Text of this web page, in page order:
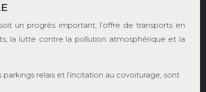
un progrès important, l’offre de transports en
la lutte contre la pollution atmosphérique et la
relais et l’incitation au covoiturage, sont